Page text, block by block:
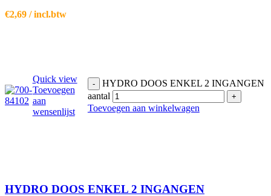
€2,69 / incl.btw
Quick view
Toevoegen
aan
wensenlijst
-
HYDRO DOOS ENKEL 2 INGANGEN
aantal
+
Toevoegen aan winkelwagen
HYDRO DOOS ENKEL 2 INGANGEN